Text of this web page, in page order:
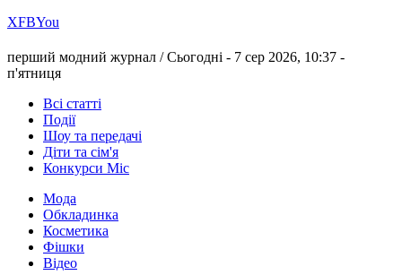
ХFBYou
перший модний журнал /Сьогодні - 7 сер 2026, 10:37 -
п'ятниця
Всі статті
Події
Шоу та передачі
Діти та сім'я
Конкурси Міс
Мода
Обкладинка
Косметика
Фішки
Відео